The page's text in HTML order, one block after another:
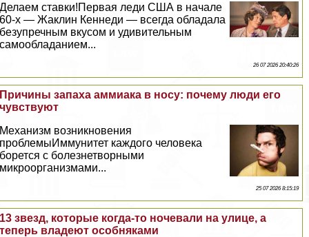
Делаем ставки!Первая леди США в начале
60-х — Жаклин Кеннеди — всегда обладала
безупречным вкусом и удивительным
самообладанием...
26 07 2026 20:40:26
Причины запаха аммиака в носу: почему люди его
чувствуют
Механизм возникновения
проблемыИммунитет каждого человека
борется с болезнетворными
микроорганизмами...
25 07 2026 8:15:19
13 звезд, которые когда-то ночевали на улице, а
теперь владеют особняками